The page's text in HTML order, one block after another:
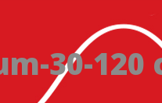
30-120